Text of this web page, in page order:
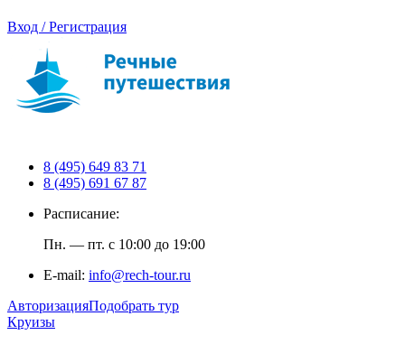
Вход / Регистрация
8 (495) 649 83 71
8 (495) 691 67 87
Расписание:
Пн. — пт. с 10:00 до 19:00
E-mail: info@rech-tour.ru
АвторизацияПодобрать тур
Круизы